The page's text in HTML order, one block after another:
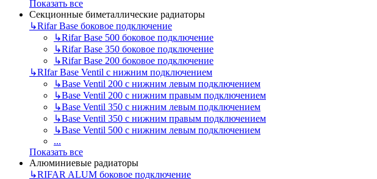
Показать все
Секционные биметаллические радиаторы
↳Rifar Base боковое подключение
↳Rifar Base 500 боковое подключение
↳Rifar Base 350 боковое подключение
↳Rifar Base 200 боковое подключение
↳RIfar Base Ventil с нижним подключением
↳Base Ventil 200 с нижним левым подключением
↳Base Ventil 200 с нижним правым подключением
↳Base Ventil 350 с нижним левым подключением
↳Base Ventil 350 с нижним правым подключением
↳Base Ventil 500 с нижним левым подключением
...
Показать все
Алюминиевые радиаторы
↳RIFAR ALUM боковое подключение